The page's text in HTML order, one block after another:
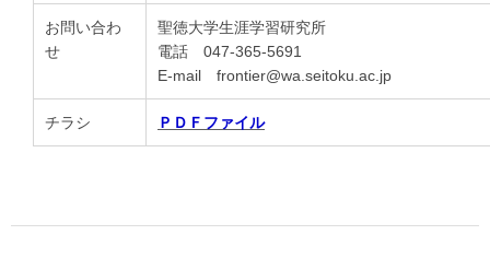
お問い合わ
せ
聖徳大学生涯学習研究所
電話 047-365-5691
E-mail frontier@wa.seitoku.ac.jp
チラシ ＰＤＦファイル